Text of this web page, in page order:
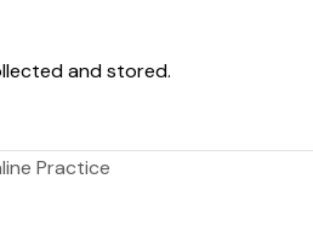
and stored.
Practice